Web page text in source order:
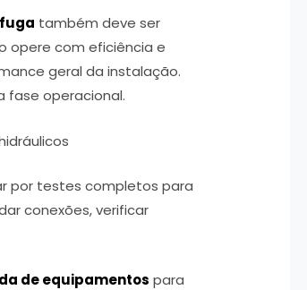
também deve ser
opere com eficiência e
geral da instalação.
fase operacional.
por testes completos para
conexões, verificar
de equipamentos para